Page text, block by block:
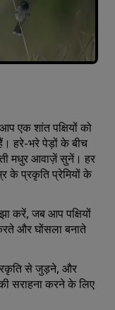
एक शांत पक्षि‍यों को
हरे-भरे पेड़ों के बीच
मधुर आवाज़ें सुनें। हर
के प्रकृति प्रेमियों के
करें, जब आप पक्षियों
और घोंसला बनाते
से जुड़ने, और
सराहना करने के लिए